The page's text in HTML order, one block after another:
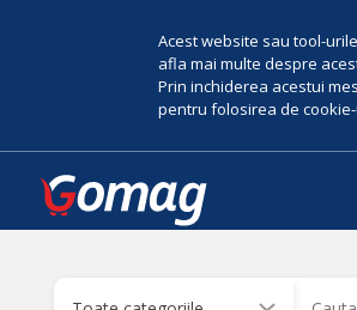
Acest website sau tool-
afla mai multe despre
Prin inchiderea acestui
pentru folosirea de